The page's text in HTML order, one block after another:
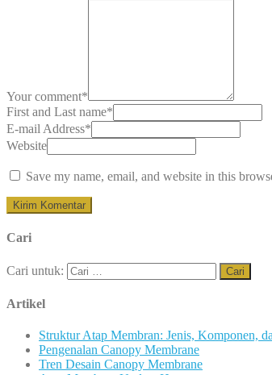
Your comment*
First and Last name*
E-mail Address*
Website
Save my name, email, and website in this
Cari
Cari untuk:
Artikel
Struktur Atap Membran: Jenis, Komponen,
Pengenalan Canopy Membrane
Tren Desain Canopy Membrane